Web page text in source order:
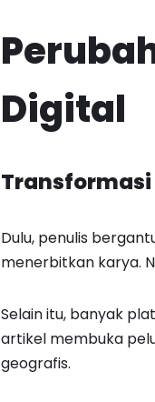
Digital
Dulu, penulis
menerbitkan karya.
Selain itu, banyak
artikel membuka
geografis.